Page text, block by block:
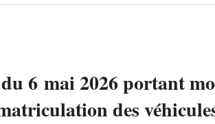
6 mai 2026 portant
des